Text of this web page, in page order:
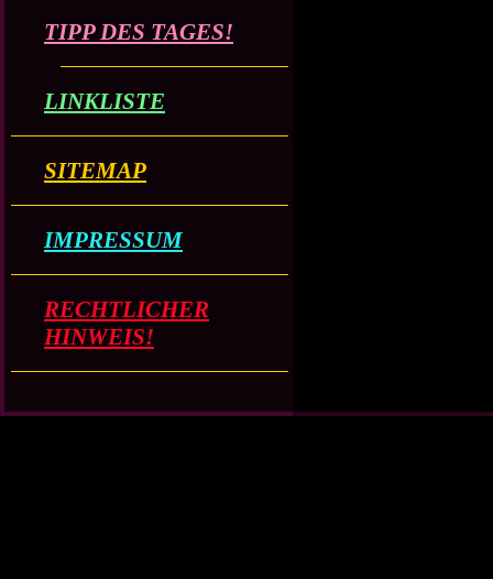
TIPP DES TAGES!
LINKLISTE
SITEMAP
IMPRESSUM
RECHTLICHER
HINWEIS!